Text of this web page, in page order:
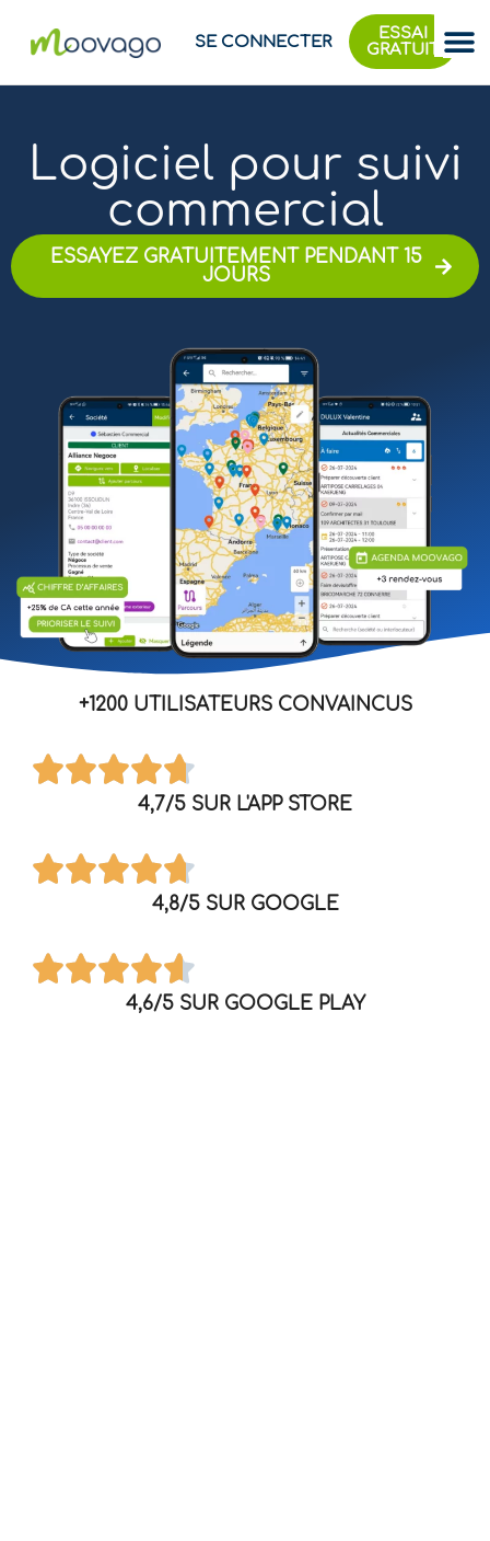
SE CONNECTER
ESSAI
GRATUIT
Logiciel pour suivi
commercial
ESSAYEZ GRATUITEMENT PENDANT 15
JOURS
+1200 UTILISATEURS CONVAINCUS
4,7/5 SUR L'APP STORE
4,8/5 SUR GOOGLE
4,6/5 SUR GOOGLE PLAY